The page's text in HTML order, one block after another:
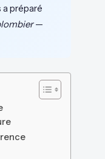
a préparé
—